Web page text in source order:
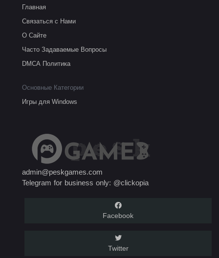
Главная
Связаться с Нами
О Сайте
Часто Задаваемые Вопросы
DMCA Политика
Основные Категории
Игры для Windows
admin@peskgames.com
Telegram for business only: @clickopia
Facebook
Twitter